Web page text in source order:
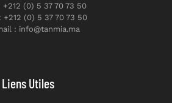
+212 (0) 5 37 70 73 50
+212 (0) 5 37 70 73 50
: info@tanmia.ma
Liens Utiles